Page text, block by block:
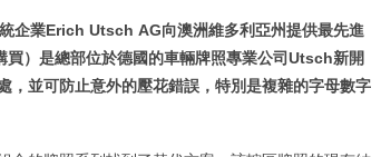
企業Erich Utsch AG向澳洲維多利亞州提供最先進
）是總部位於德國的車輛牌照專業公司Utsch新開
，並可防止意外的壓花錯誤，特別是複雜的字母數字